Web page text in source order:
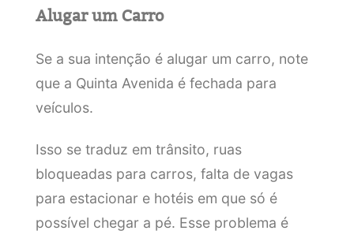
Alugar um Carro
Se a sua intenção é alugar um carro, note
que a Quinta Avenida é fechada para
veículos.
Isso se traduz em trânsito, ruas
bloqueadas para carros, falta de vagas
para estacionar e hotéis em que só é
possível chegar a pé. Esse problema é